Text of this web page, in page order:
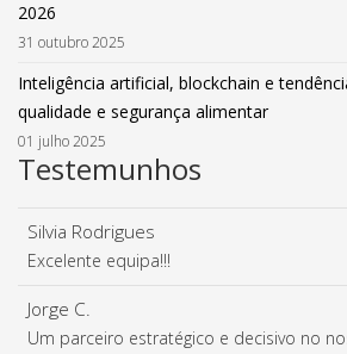
2026
31 outubro 2025
Inteligência artificial, blockchain e
qualidade e segurança alimentar
01 julho 2025
Testemunhos
Silvia Rodrigues
Excelente equipa!!!
Jorge C.
Um parceiro estratégico e decisivo no